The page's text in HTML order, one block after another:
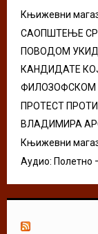
Књижевни
САОПШТЕЊЕ
ПОВОДОМ
КАНДИДАТЕ
ФИЛОЗОФСКОМ
ПРОТЕСТ
ВЛАДИМИРА
Књижевни
Аудио: Полетно